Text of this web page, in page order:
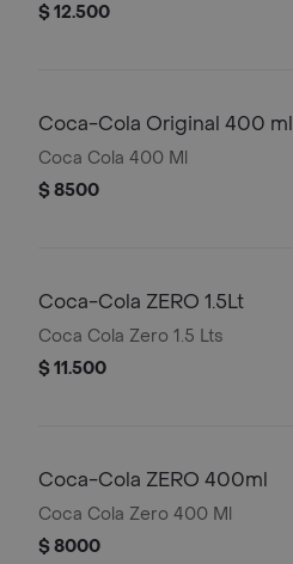
$ 12.500
Coca-Cola Original 400 ml
Coca Cola 400 Ml
$ 8500
Coca-Cola ZERO 1.5Lt
Coca Cola Zero 1.5 Lts
$ 11.500
Coca-Cola ZERO 400ml
Coca Cola Zero 400 Ml
$ 8000